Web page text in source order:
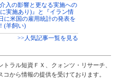
入の影響と更なる実施への
実施あり)』と『イラン情
に米国の雇用統計の発表を
(羊飼い)
>>人気記事一覧を見る
ラル短資ＦＸ、クォンツ・リサーチ、
から情報の提供を受けております。